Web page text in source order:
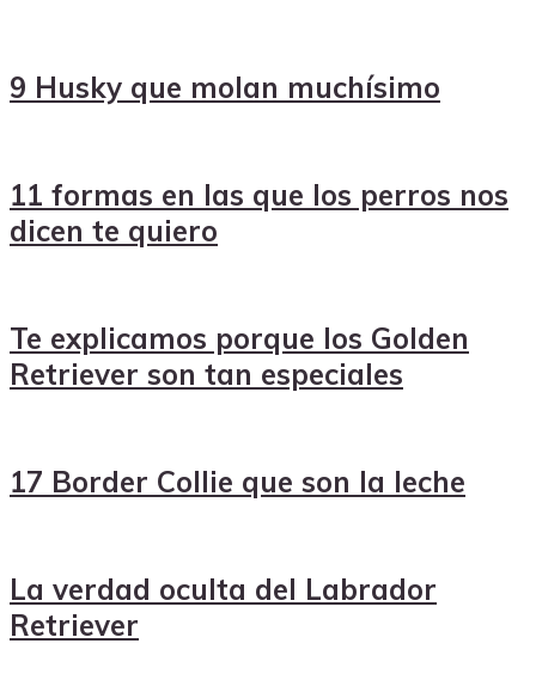
9 Husky que molan muchísimo
11 formas en las que los perros nos
dicen te quiero
Te explicamos porque los Golden
Retriever son tan especiales
17 Border Collie que son la leche
La verdad oculta del Labrador
Retriever